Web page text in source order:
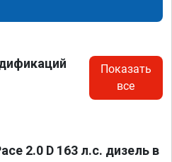
Показать
все
2.0 D 163 л.с. дизель в